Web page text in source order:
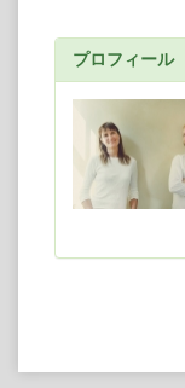
プロフィール